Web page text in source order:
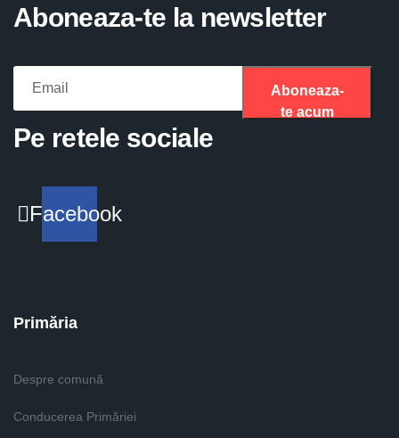
Aboneaza-te la newsletter
Aboneaza-
te acum
Pe retele sociale
Facebook
Primăria
Despre comună
Conducerea Primăriei